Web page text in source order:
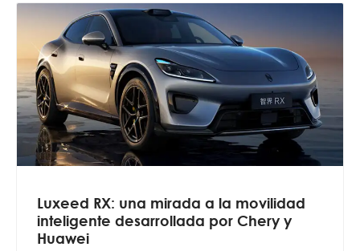
Luxeed RX: una mirada a la movilidad
inteligente desarrollada por Chery y
Huawei